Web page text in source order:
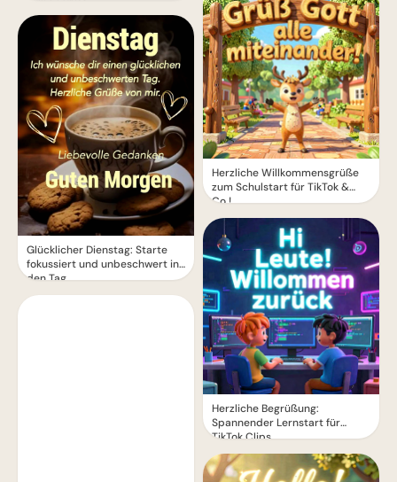
Glücklicher Dienstag: Starte
fokussiert und unbeschwert in
den Tag
Herzliche Willkommensgrüße
zum Schulstart für TikTok &
Co.!
Herzliche Begrüßung:
Spannender Lernstart für
TikTok Clips